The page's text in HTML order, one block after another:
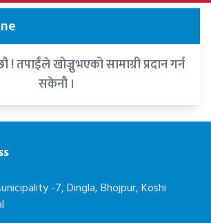
! तपाईँले खोज्नुभएको सामाग्री प्रदान गर्न
सकेनौ ।
-7, Dingla, Bhojpur, Koshi